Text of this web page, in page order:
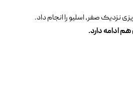
نزدیک صفر، اسلیو را انجام داد.
ادامه دارد.